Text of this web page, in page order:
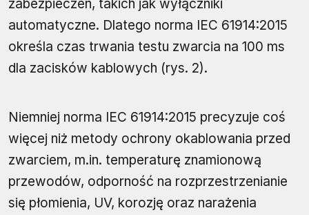
zabezpieczeń, takich jak wyłączniki
automatyczne. Dlatego norma IEC 61914:2015
określa czas trwania testu zwarcia na 100 ms
dla zacisków kablowych (rys. 2).
Niemniej norma IEC 61914:2015 precyzuje coś
więcej niż metody ochrony okablowania przed
zwarciem, m.in. temperaturę znamionową
przewodów, odporność na rozprzestrzenianie
się płomienia, UV, korozję oraz narażenia